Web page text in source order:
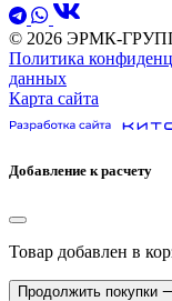
© 2026 ЭРМК-
Политика
данных
Карта сайта
Добавление к расчету
Товар добавлен в
Продолжить покупки